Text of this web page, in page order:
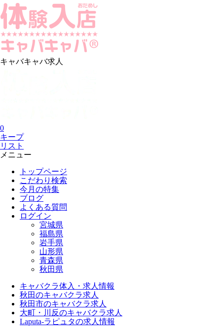
キャバキャバ求人
0
キープ
リスト
メニュー
トップページ
こだわり検索
今月の特集
ブログ
よくある質問
ログイン
宮城県
福島県
岩手県
山形県
青森県
秋田県
キャバクラ体入・求人情報
秋田のキャバクラ求人
秋田市のキャバクラ求人
大町・川反のキャバクラ求人
Laputa-ラピュタの求人情報